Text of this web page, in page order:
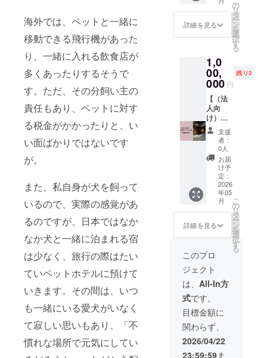
海外では、ペットと一緒に
移動できる飛行機があった
り、一緒に入れる飲食店が
多くあったりするそうで
す。ただ、その分飼い主の
責任もあり、ペットに対す
る税金がかかったりと、い
い面ばかりではないです
が。
また、私自身が犬を飼って
いるので、実際の感覚があ
るのですが、日本ではなか
なか犬と一緒に泊まれる宿
は少なく、旅行の際はたい
ていペットホテルに預けて
いきます。その間は、いつ
も一緒にいる愛犬がいなく
て寂しい思いもあり、「不
慣れな場所で元気にしてい
支援確
定後
メール
す。ご
支援の
際、
メール
アドレ
スをご
入力く
ださ
い。
欄に住
所・名
前・電
話番号
さい。
「Eメー
ルで
送って
ほし
い。」
という
方は、
その旨
を備考
欄にご
記入く
ださ
い。 ※
このリ
ターン
は、
3,000円
の『た
援』と
同じ内
容にな
りま
す。
ウド
ファン
ディン
グのメ
も参加
してい
ただ
き、メ
イン画
像や動
画も崎
山さん
の作で
す。 撮
影時は
ドッグ
ランを
使用し
ていた
だけま
す。 ※
撮影の
スケ
ルはご
支援確
定後、
メール
などで
調整さ
せてい
ただき
ます。
※ドッグ
ラン完
ス券で
す。 令
和8年5
月〜令
のどの
日付で
も、何
名でも
（定員5
名）ご
宿泊い
ただけ
ます。
・宿泊
可能日
数：１
泊2日
・お部
屋の概
要：和
室 ・
ベッド
の数：
布団5組
・食事
につい
て：お
食事の
提供は
ありま
せん。
キッチ
ンや調
理器具
があ
詳細を見る
の
リ
タ
ー
ン
を
選
択
す
る
1,0
00,
000 円
残り2
【（法
人向
け）宿
泊サー
ビス
券】年
間30回
法人向
けのお
得な
サービ
ス券で
す。 令
和8年5
月〜令
月まで
のどの
日付で
も、何
名でも
（定員5
名）ご
宿泊い
ただけ
ます。
・宿泊
支援
者：
0人
お届
け予
定：
2026
年05
月
詳細を見る
こ
の
リ
タ
ー
ン
を
選
択
す
る
このプロ
ジェクト
は、 All-In方
式です。
目標金額に
関わらず、
2026/04/22
23:59:59ま